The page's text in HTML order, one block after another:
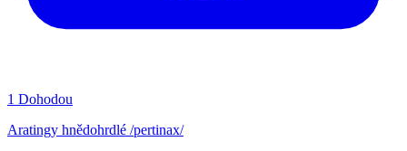
1 Dohodou
Aratingy hnědohrdlé /pertinax/